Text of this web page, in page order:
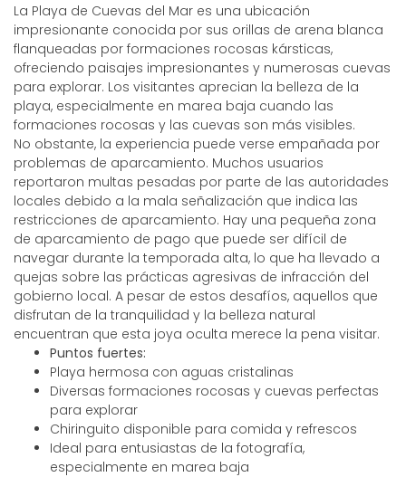
La Playa de Cuevas del Mar es una ubicación
impresionante conocida por sus orillas de arena blanca
flanqueadas por formaciones rocosas kársticas,
ofreciendo paisajes impresionantes y numerosas cuevas
para explorar. Los visitantes aprecian la belleza de la
playa, especialmente en marea baja cuando las
formaciones rocosas y las cuevas son más visibles.
No obstante, la experiencia puede verse empañada por
problemas de aparcamiento. Muchos usuarios
reportaron multas pesadas por parte de las autoridades
locales debido a la mala señalización que indica las
restricciones de aparcamiento. Hay una pequeña zona
de aparcamiento de pago que puede ser difícil de
navegar durante la temporada alta, lo que ha llevado a
quejas sobre las prácticas agresivas de infracción del
gobierno local. A pesar de estos desafíos, aquellos que
disfrutan de la tranquilidad y la belleza natural
encuentran que esta joya oculta merece la pena visitar.
Puntos fuertes:
Playa hermosa con aguas cristalinas
Diversas formaciones rocosas y cuevas perfectas
para explorar
Chiringuito disponible para comida y refrescos
Ideal para entusiastas de la fotografía,
especialmente en marea baja